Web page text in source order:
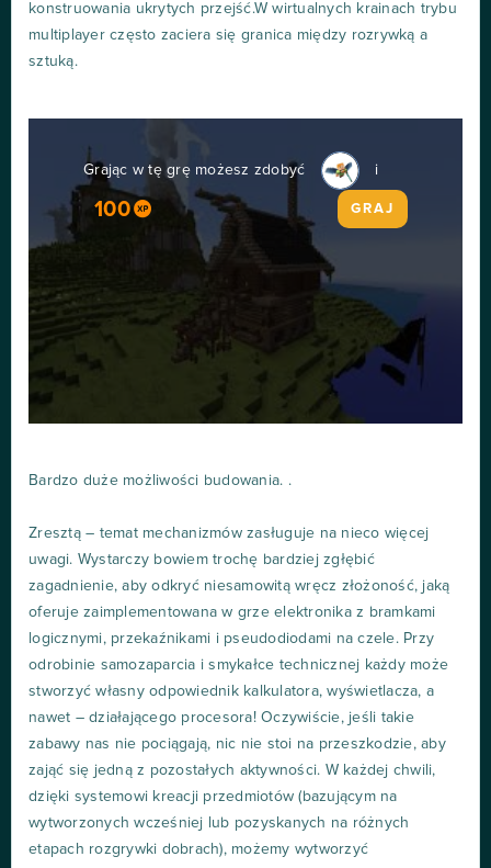
konstruowania ukrytych przejść.W wirtualnych krainach trybu
multiplayer często zaciera się granica między rozrywką a
sztuką.
Grając w tę grę możesz zdobyć i
100 GRAJ
Bardzo duże możliwości budowania. .
Zresztą – temat mechanizmów zasługuje na nieco więcej
uwagi. Wystarczy bowiem trochę bardziej zgłębić
zagadnienie, aby odkryć niesamowitą wręcz złożoność, jaką
oferuje zaimplementowana w grze elektronika z bramkami
logicznymi, przekaźnikami i pseudodiodami na czele. Przy
odrobinie samozaparcia i smykałce technicznej każdy może
stworzyć własny odpowiednik kalkulatora, wyświetlacza, a
nawet – działającego procesora! Oczywiście, jeśli takie
zabawy nas nie pociągają, nic nie stoi na przeszkodzie, aby
zająć się jedną z pozostałych aktywności. W każdej chwili,
dzięki systemowi kreacji przedmiotów (bazującym na
wytworzonych wcześniej lub pozyskanych na różnych
etapach rozgrywki dobrach), możemy wytworzyć